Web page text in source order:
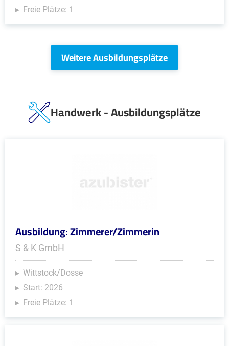
Freie Plätze: 1
Weitere Ausbildungsplätze
Handwerk - Ausbildungsplätze
Ausbildung: Zimmerer/Zimmerin
S & K GmbH
Wittstock/Dosse
Start: 2026
Freie Plätze: 1